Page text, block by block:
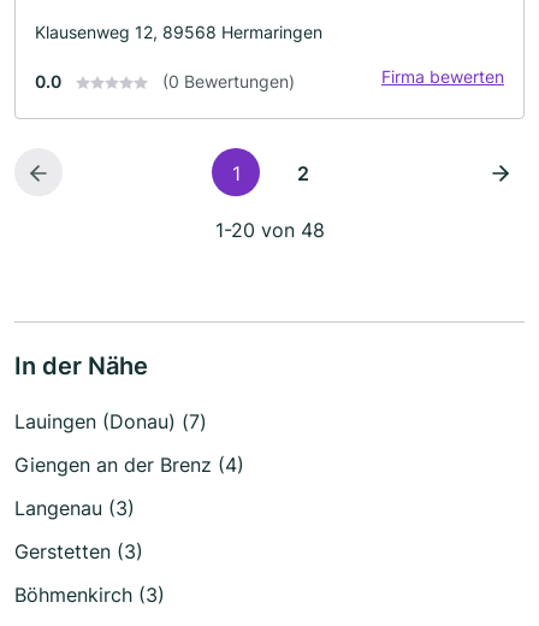
Klausenweg 12, 89568 Hermaringen
0.0 (0 Bewertungen) Firma bewerten
1 2
1-20 von 48
In der Nähe
Lauingen (Donau) (7)
Giengen an der Brenz (4)
Langenau (3)
Gerstetten (3)
Böhmenkirch (3)